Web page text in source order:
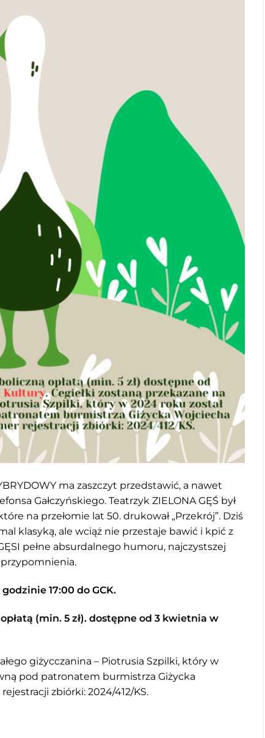
ma zaszczyt przedstawić, a nawet
Gałczyńskiego. Teatrzyk ZIELONA GĘŚ był
na przełomie lat 50. drukował „Przekrój”. Dziś
klasyką, ale wciąż nie przestaje bawić i kpić z
pełne absurdalnego humoru, najczystszej
17:00 do GCK.
(min. 5 zł). dostępne od 3 kwietnia w
giżycczanina – Piotrusia Szpilki, który w
pod patronatem burmistrza Giżycka
zbiórki: 2024/412/KS.